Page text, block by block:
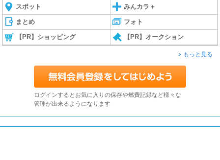
スポット みんカラ＋
まとめ フォト
【PR】ショッピング 【PR】オークション
もっと見る
ログインするとお気に入りの保存や燃費記録など様々な
管理が出来るようになります